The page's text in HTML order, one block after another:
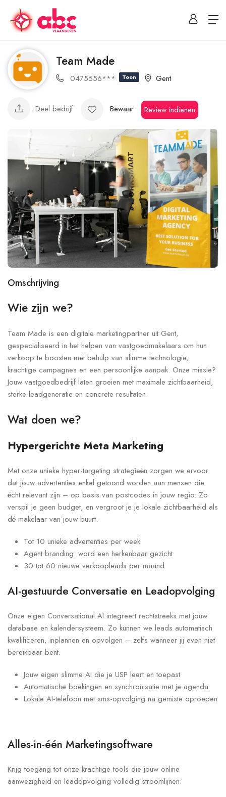
Team Made
0475556*** Toon Gent
Deel bedrijf Bewaar Review indienen
Omschrijving
Wie zijn we?
Team Made is een digitale marketingpartner uit Gent,
gespecialiseerd in het helpen van vastgoedmakelaars om hun
verkoop te boosten met behulp van slimme technologie,
krachtige campagnes en een persoonlijke aanpak. Onze missie?
Jouw vastgoedbedrijf laten groeien met maximale zichtbaarheid,
sterke leadgeneratie en concrete resultaten.
Wat doen we?
Hypergerichte Meta Marketing
Met onze unieke hyper-targeting strategieën zorgen we ervoor
dat jouw advertenties enkel getoond worden aan mensen die
écht relevant zijn – op basis van postcodes in jouw regio. Zo
verspil je geen budget, en vergroot je je lokale zichtbaarheid als
dé makelaar van jouw buurt.
Tot 10 unieke advertenties per week
Agent branding: word een herkenbaar gezicht
30 tot 60 nieuwe verkoopleads per maand
AI-gestuurde Conversatie en Leadopvolging
Onze eigen Conversational AI integreert rechtstreeks met jouw
database en kalendersysteem. Zo kunnen we leads automatisch
kwalificeren, inplannen en opvolgen – zelfs wanneer jij even niet
bereikbaar bent.
Jouw eigen slimme AI die je USP leert en toepast
Automatische boekingen en synchronisatie met je agenda
Lokale AI-telefoon met sms-opvolging na gemiste oproepen
Alles-in-één Marketingsoftware
Krijg toegang tot onze krachtige tools die jouw online
aanwezigheid en leadopvolging volledig stroomlijnen: